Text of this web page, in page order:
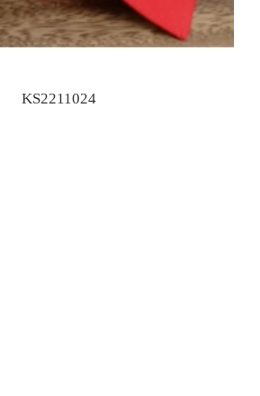
KS2211024